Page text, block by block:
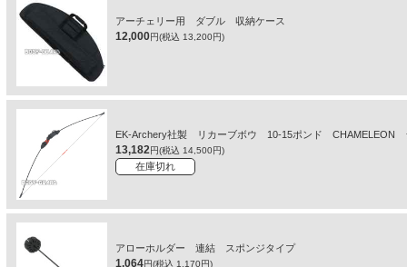
アーチェリー用 ダブル 収納ケース
12,000円(税込 13,200円)
EK-Archery社製 リカーブボウ 10-15ポンド CHAMELEON
13,182円(税込 14,500円)
在庫切れ
アローホルダー 連結 スポンジタイプ
1,064円(税込 1,170円)